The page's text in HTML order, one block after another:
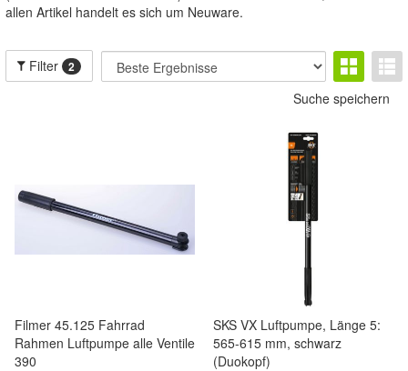
allen Artikel handelt es sich um Neuware.
Filter 2
Suche speichern
Filmer 45.125 Fahrrad
Rahmen Luftpumpe alle Ventile
390
SKS VX Luftpumpe, Länge 5:
565-615 mm, schwarz
(Duokopf)